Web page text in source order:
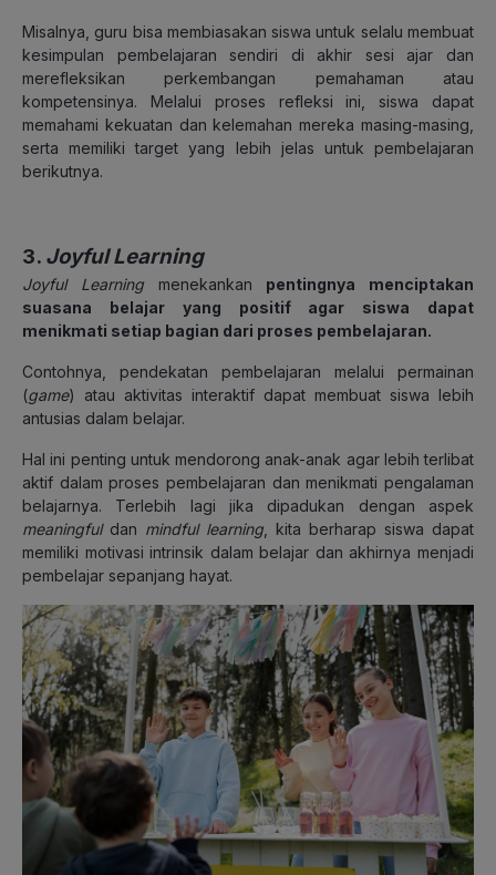
Misalnya, guru bisa membiasakan siswa untuk selalu membuat
kesimpulan pembelajaran sendiri di akhir sesi ajar dan
merefleksikan perkembangan pemahaman atau
kompetensinya. Melalui proses refleksi ini, siswa dapat
memahami kekuatan dan kelemahan mereka masing-masing,
serta memiliki target yang lebih jelas untuk pembelajaran
berikutnya.
3. Joyful Learning
Joyful Learningmenekankan pentingnya menciptakan
suasana belajar yang positif agar siswa dapat
menikmati setiap bagian dari proses pembelajaran.
Contohnya, pendekatan pembelajaran melalui permainan
(game) atau aktivitas interaktif dapat membuat siswa lebih
antusias dalam belajar.
Hal ini penting untuk mendorong anak-anak agar lebih terlibat
aktif dalam proses pembelajaran dan menikmati pengalaman
belajarnya. Terlebih lagi jika dipadukan dengan aspek
meaningfuldan mindful learning , kita berharap siswa dapat
memiliki motivasi intrinsik dalam belajar dan akhirnya menjadi
pembelajar sepanjang hayat.